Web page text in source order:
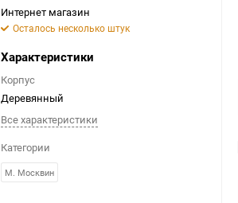
Интернет магазин
Осталось несколько штук
Характеристики
Корпус
Деревянный
Все характеристики
Категории
М. Москвин